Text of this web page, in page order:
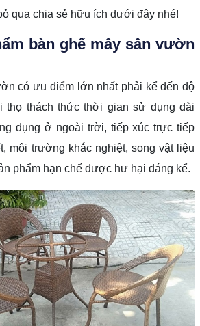
qua chia sẻ hữu ích dưới đây nhé!
bàn ghế mây sân vườn
có ưu điểm lớn nhất phải kể đến độ
thọ thách thức thời gian sử dụng dài
dụng ở ngoài trời, tiếp xúc trực tiếp
môi trường khắc nghiệt, song vật liệu
phẩm hạn chế được hư hại đáng kể.